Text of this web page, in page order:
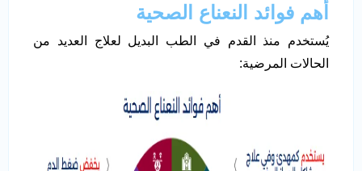
أهم فوائد النعناع الصحية
يُستخدم منذ القدم في الطب البديل لعلاج العديد من
الحالات المرضية: